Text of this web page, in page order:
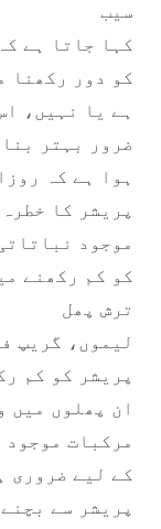
سیب
کہا جاتا ہے
کو دور رکھنا
ہے یا نہیں،
ضرور بہتر
ہوا ہے کہ
موجود
کو کم رکھنے
ترش پھل
لیموں، گریپ
پریشر کو کم
ان پھلوں میں
مرکبات
کے لیے ضروری
پریشر سے